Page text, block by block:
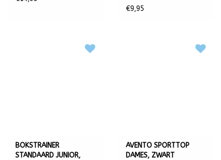
€9,95
BOKSTRAINER
STANDAARD JUNIOR,
AVENTO SPORTTOP
DAMES, ZWART